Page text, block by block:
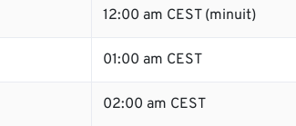
12:00 am CEST (minuit)
01:00 am CEST
02:00 am CEST